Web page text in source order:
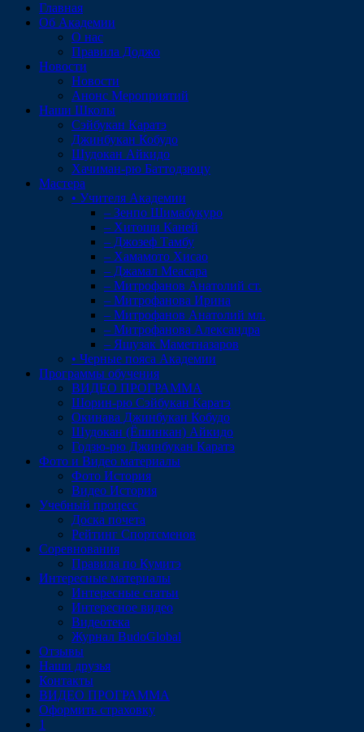
Главная
Об Академии
О нас
Правила Доджо
Новости
Новости
Анонс Мероприятий
Наши Школы
Сэйбукан Каратэ
Джинбукан Кобудо
Шудокан Айкидо
Хачиман-рю Баттодзюцу
Мастера
• Учителя Академии
– Зенпо Шимабукуро
– Хитоши Каней
– Джозеф Тамбу
– Хамамото Хисао
– Джамал Меасара
– Митрофанов Анатолий ст.
– Митрофанова Ирина
– Митрофанов Анатолий мл.
– Митрофанова Александра
– Яшузак Маметназаров
• Черные пояса Академии
Программы обучения
ВИДЕО ПРОГРАММА
Шорин-рю Сэйбукан Каратэ
Окинава Джинбукан Кобудо
Шудокан (Ёшинкан) Айкидо
Годзю-рю Джинбукан Каратэ
Фото и Видео материалы
Фото История
Видео История
Учебный процесс
Доска почета
Рейтинг Спортсменов
Соревнования
Правила по Кумитэ
Интересные материалы
Интересные статьи
Интересное видео
Видеотека
Журнал BudoGlobal
Отзывы
Наши друзья
Контакты
ВИДЕО ПРОГРАММА
Оформить страховку
1